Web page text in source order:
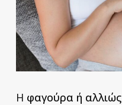
Η φαγούρα ή